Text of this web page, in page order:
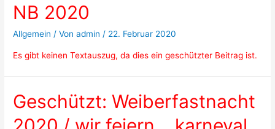
NB 2020
Allgemein / Vonadmin / 22. Februar 2020
Es gibt keinen Textauszug, da dies ein geschützter Beitrag ist.
Geschützt: Weiberfastnacht